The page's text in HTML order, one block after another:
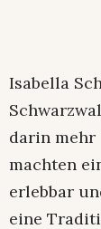
Isabella
darin mehr
machten
erlebbar
eine